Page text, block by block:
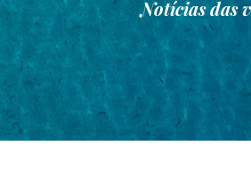
Notícias das